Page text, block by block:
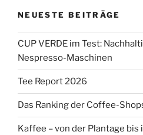
NEUESTE BEITRÄGE
CUP VERDE im Test:
Nespresso-Maschinen
Tee Report 2026
Das Ranking der Coffee-
Kaffee – von der Plantage bis